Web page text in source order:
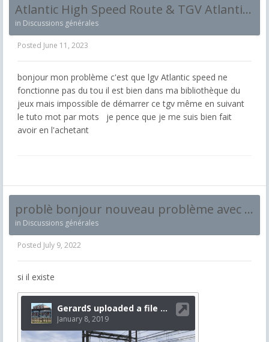
Atlantic High Speed Route & TGV Atlantique Train QD ne fonctionne pas
in Discussions générales
Posted June 11, 2023
bonjour mon problème c'est que lgv Atlantic speed ne
fonctionne pas du tou il est bien dans ma bibliothèque du
jeux mais impossible de démarrer ce tgv même en suivant
le tuto mot par mots je pence que je me suis bien fait
avoir en l'achetant
problè bonjour nouveau problème avec cette ligne arrivé en gare le temps darret ne safiche pas et les porte des voiture ne souvre pas
in Discussions générales
Posted July 9, 2022
si il existe